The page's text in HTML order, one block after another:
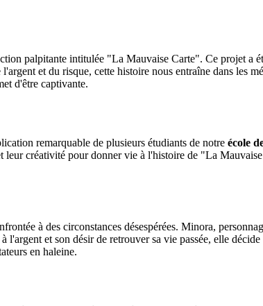
palpitante intitulée "La Mauvaise Carte". Ce projet a
et du risque, cette histoire nous entraîne dans les
d'être captivante.
remarquable de plusieurs étudiants de notre école
créativité pour donner vie à l'histoire de "La
à des circonstances désespérées. Minora,
et son désir de retrouver sa vie passée, elle
en haleine.